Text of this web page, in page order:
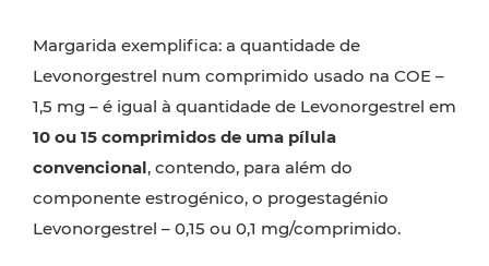
Margarida exemplifica: a quantidade de
Levonorgestrel num comprimido usado na COE –
1,5 mg – é igual à quantidade de Levonorgestrel em
10 ou 15 comprimidos de uma pílula
convencional, contendo, para além do
componente estrogénico, o progestagénio
Levonorgestrel – 0,15 ou 0,1 mg/comprimido.